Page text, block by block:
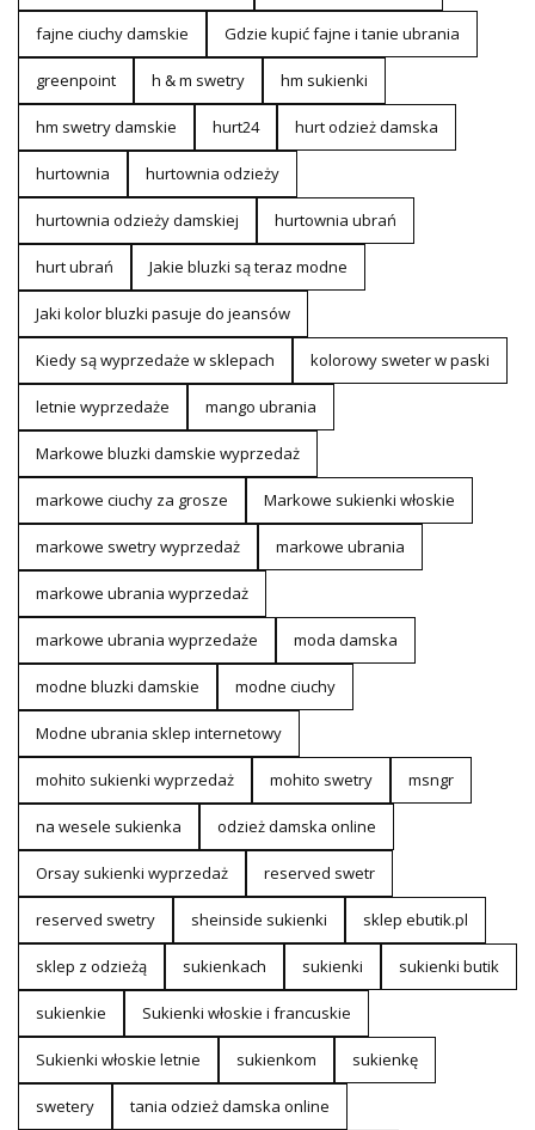
fajne ciuchy damskie Gdzie kupić fajne i tanie ubrania
greenpoint h & m swetry hm sukienki
hm swetry damskie hurt24 hurt odzież damska
hurtownia hurtownia odzieży
hurtownia odzieży damskiej hurtownia ubrań
hurt ubrań Jakie bluzki są teraz modne
Jaki kolor bluzki pasuje do jeansów
Kiedy są wyprzedaże w sklepach kolorowy sweter w paski
letnie wyprzedaże mango ubrania
Markowe bluzki damskie wyprzedaż
markowe ciuchy za grosze Markowe sukienki włoskie
markowe swetry wyprzedaż markowe ubrania
markowe ubrania wyprzedaż
markowe ubrania wyprzedaże moda damska
modne bluzki damskie modne ciuchy
Modne ubrania sklep internetowy
mohito sukienki wyprzedaż mohito swetry msngr
na wesele sukienka odzież damska online
Orsay sukienki wyprzedaż reserved swetr
reserved swetry sheinside sukienki sklep ebutik.pl
sklep z odzieżą sukienkach sukienki sukienki butik
sukienkie Sukienki włoskie i francuskie
Sukienki włoskie letnie sukienkom sukienkę
swetery tania odzież damska online